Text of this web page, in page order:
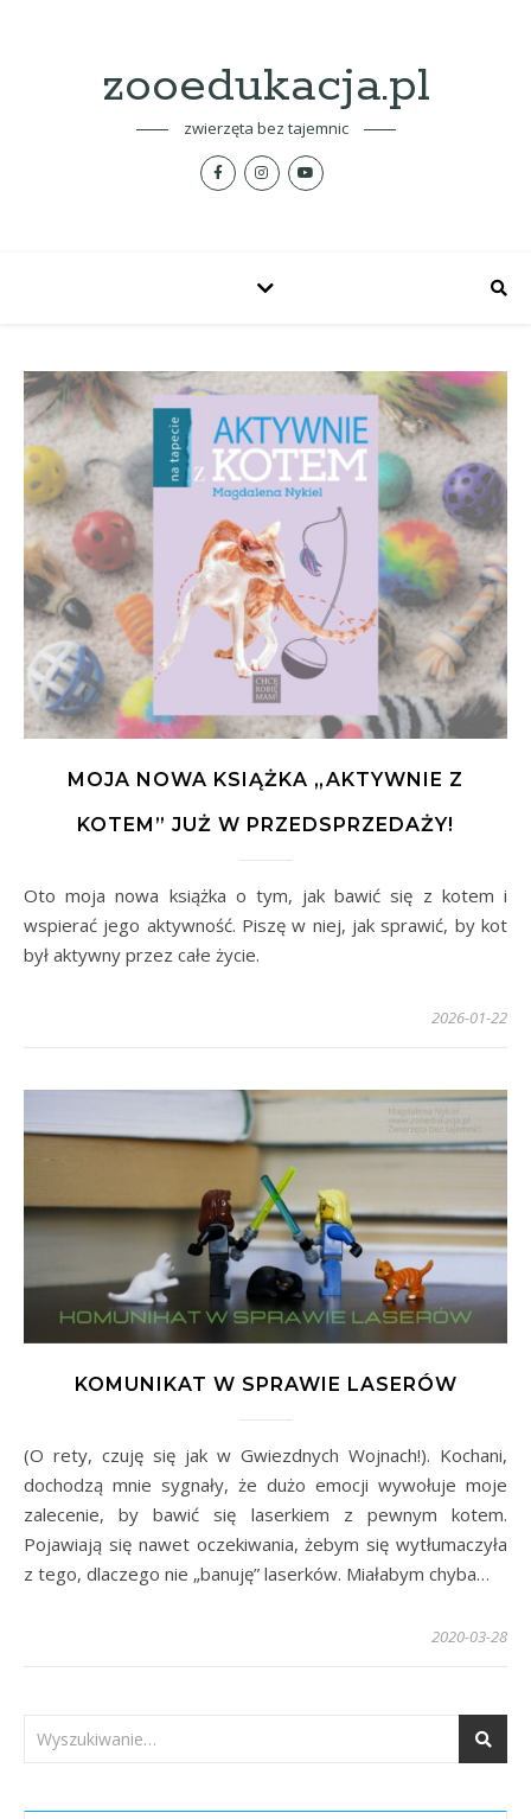
zooedukacja.pl
zwierzęta bez tajemnic
MOJA NOWA KSIĄŻKA „AKTYWNIE Z
KOTEM” JUŻ W PRZEDSPRZEDAŻY!
Oto moja nowa książka o tym, jak bawić się z kotem i
wspierać jego aktywność. Piszę w niej, jak sprawić, by kot
był aktywny przez całe życie.
2026-01-22
KOMUNIKAT W SPRAWIE LASERÓW
(O rety, czuję się jak w Gwiezdnych Wojnach!). Kochani,
dochodzą mnie sygnały, że dużo emocji wywołuje moje
zalecenie, by bawić się laserkiem z pewnym kotem.
Pojawiają się nawet oczekiwania, żebym się wytłumaczyła
z tego, dlaczego nie „banuję” laserków. Miałabym chyba…
2020-03-28